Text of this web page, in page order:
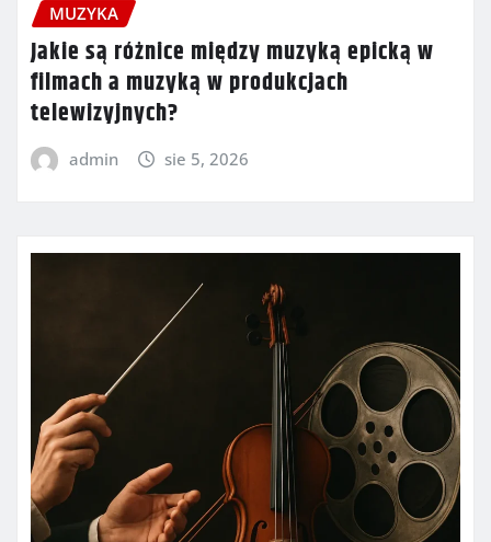
MUZYKA
Jakie są różnice między muzyką epicką w
filmach a muzyką w produkcjach
telewizyjnych?
admin sie 5, 2026